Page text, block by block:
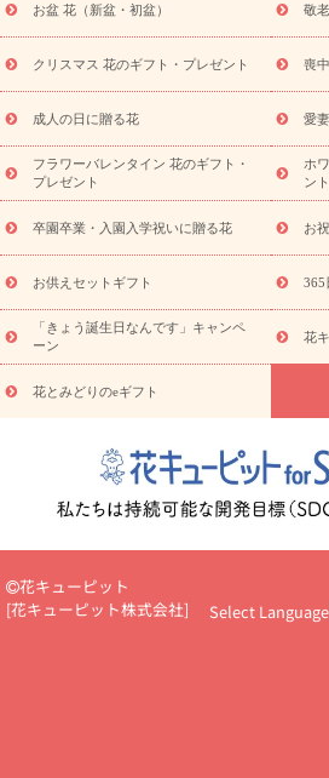
お供え プリザーブドフラワー
ペット
盆・初盆）
その他 お祝い返し お
ビジネス用
ご自宅用 観葉植物
ドフラワー
スタイルから探す ア
ンド花
お祝い お供え・お悔やみ
ディ胡蝶蘭・お祝い
ミディ胡蝶蘭・お
観葉植物
観葉植物 産直多肉植物
お祝い
お供え・お悔やみ 花とセッ
プチギフト（hanamore -ハナモア-）
キューピットのeGfit
カラー ピンク
ド
お花の種類 トル
お祝い お祝い・3000円～ お祝い
5000円～
お祝い・7000円～ お祝い
悔やみ
円～
お供え・お悔やみ・
いのマナー
定年退職祝いのマナー
花キューピットのお祝いコラ
彩心理学」で選ぶ方法
結婚祝いの予
ール
新築引っ越し祝いコラム お祝
場上司や先輩へ贈るお祝い花の正解は？
お盆 花（新盆・初盆） 敬
クリスマス 花のギフト・プレゼント 喪
成人の日に贈る花 愛
フラワーバレンタイン 花のギフト・
プレゼント
ホ
ント
卒園卒業・入園入学祝いに贈る花 お
お供えセットギフト 365
「きょう誕生日なんです」キャンペ
ーン
花
花とみどりのeギフト
花キューピット
[花キューピット株式会社] Select Language